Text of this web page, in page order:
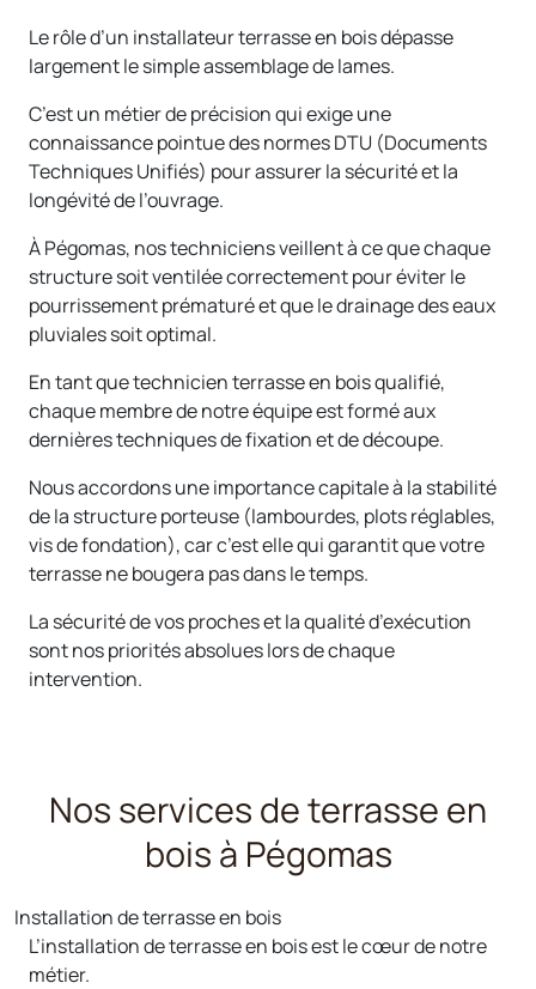
Le rôle d’un installateur terrasse en bois dépasse
largement le simple assemblage de lames.
C’est un métier de précision qui exige une
connaissance pointue des normes DTU (Documents
Techniques Unifiés) pour assurer la sécurité et la
longévité de l’ouvrage.
À Pégomas, nos techniciens veillent à ce que chaque
structure soit ventilée correctement pour éviter le
pourrissement prématuré et que le drainage des eaux
pluviales soit optimal.
En tant que technicien terrasse en bois qualifié,
chaque membre de notre équipe est formé aux
dernières techniques de fixation et de découpe.
Nous accordons une importance capitale à la stabilité
de la structure porteuse (lambourdes, plots réglables,
vis de fondation), car c’est elle qui garantit que votre
terrasse ne bougera pas dans le temps.
La sécurité de vos proches et la qualité d’exécution
sont nos priorités absolues lors de chaque
intervention.
Nos services de terrasse en
bois à Pégomas
Installation de terrasse en bois
L’installation de terrasse en bois est le cœur de notre
métier.